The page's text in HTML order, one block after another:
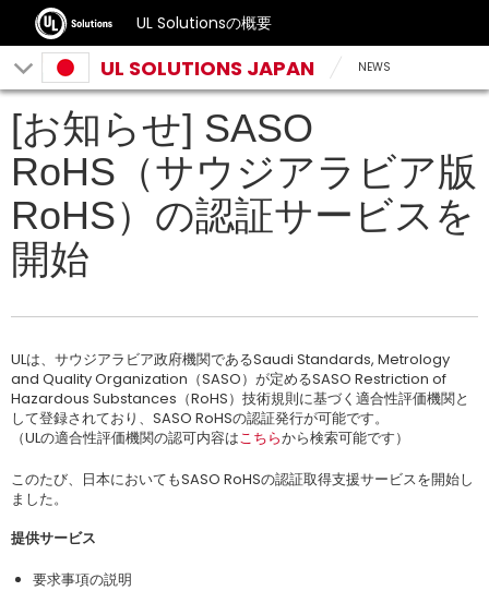
UL Solutionsの概要
UL SOLUTIONS JAPAN NEWS
[お知らせ] SASO
RoHS（サウジアラビア版
RoHS）の認証サービスを
開始
ULは、サウジアラビア政府機関であるSaudi Standards, Metrology
and Quality Organization（SASO）が定めるSASO Restriction of
Hazardous Substances（RoHS）技術規則に基づく適合性評価機関と
して登録されており、SASO RoHSの認証発行が可能です。
（ULの適合性評価機関の認可内容はこちらから検索可能です）
このたび、日本においてもSASO RoHSの認証取得支援サービスを開始し
ました。
提供サービス
要求事項の説明